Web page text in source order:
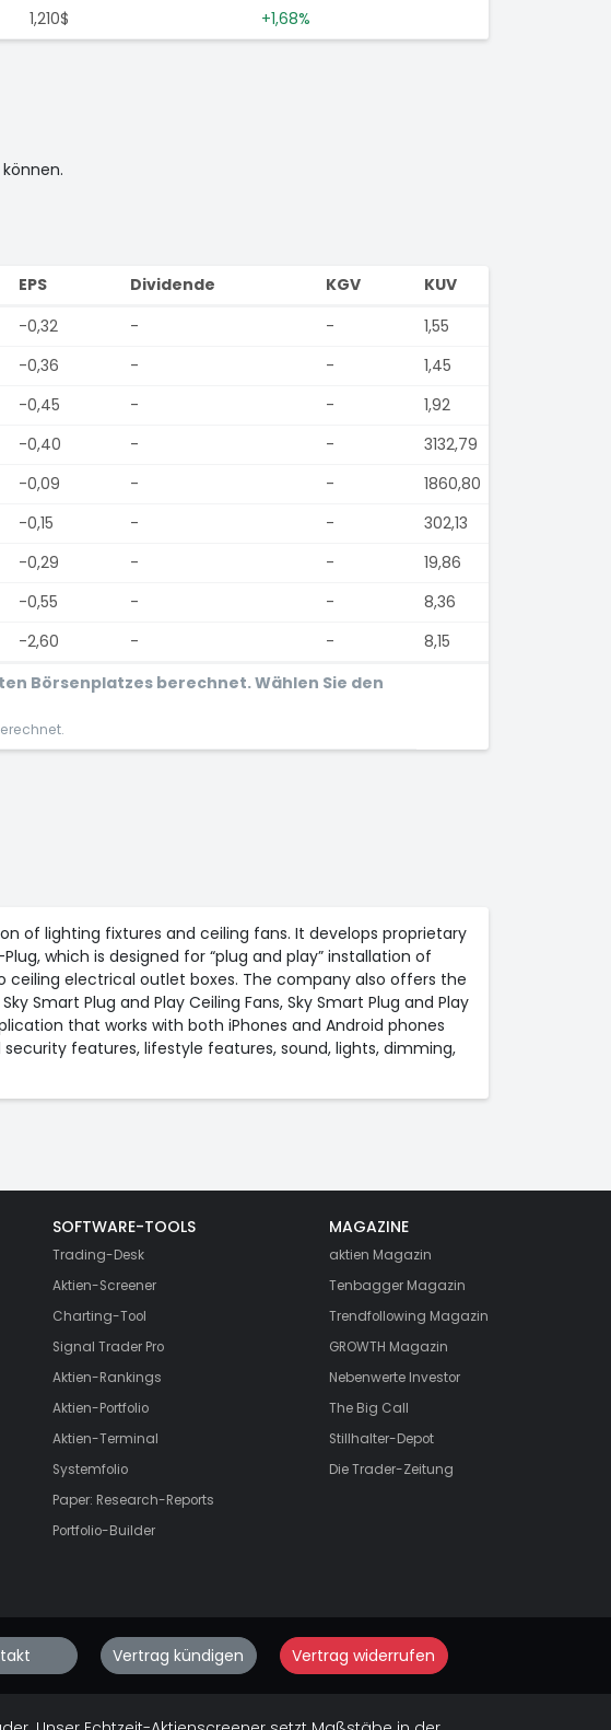
1,210$ +1,68%
EPS Dividende KGV
KUV
-0,32 - -
1,55
-0,36 - -
1,45
-0,45 - -
1,92
-0,40 - -
3132,79
-0,09 - -
1860,80
-0,15 - -
302,13
-0,29 - -
19,86
-0,55 - -
8,36
-2,60 - -
8,15
Börsenplatzes berechnet. Wählen Sie den
of lighting fixtures and ceiling fans. It develops proprietary
which is designed for “plug and play” installation of
electrical outlet boxes. The company also offers the
Smart Plug and Play Ceiling Fans, Sky Smart Plug and Play
that works with both iPhones and Android phones
features, lifestyle features, sound, lights, dimming,
SOFTWARE-TOOLS
Trading-Desk
Aktien-Screener
Charting-Tool
Signal Trader Pro
Aktien-Rankings
Aktien-Portfolio
Aktien-Terminal
Systemfolio
Paper: Research-Reports
Portfolio-Builder
MAGAZINE
aktien Magazin
Tenbagger Magazin
Trendfollowing Magazin
GROWTH Magazin
Nebenwerte Investor
The Big Call
Stillhalter-Depot
Die Trader-Zeitung
Vertrag kündigen Vertrag widerrufen